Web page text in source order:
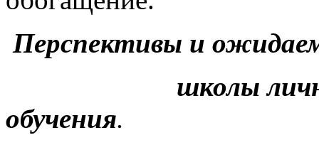
Перспективы и
школы
обучения.